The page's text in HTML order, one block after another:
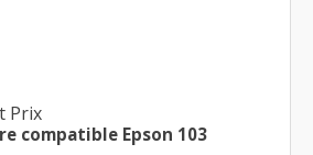
Prix
compatible Epson 103